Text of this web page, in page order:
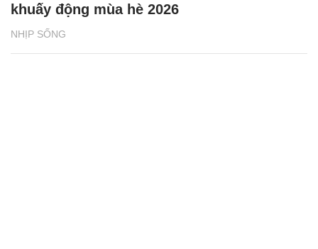
NHỊP SỐNG
khuấy động mùa hè 2026